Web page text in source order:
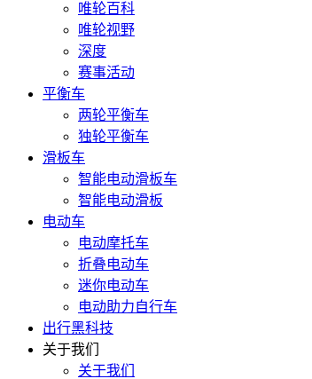
唯轮百科
唯轮视野
深度
赛事活动
平衡车
两轮平衡车
独轮平衡车
滑板车
智能电动滑板车
智能电动滑板
电动车
电动摩托车
折叠电动车
迷你电动车
电动助力自行车
出行黑科技
关于我们
关于我们